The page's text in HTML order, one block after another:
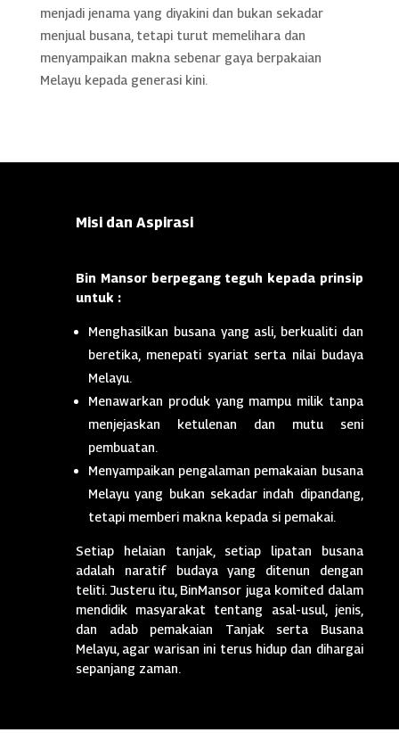
menjadi jenama yang diyakini dan bukan sekadar
menjual busana, tetapi turut memelihara dan
menyampaikan makna sebenar gaya berpakaian
Melayu kepada generasi kini.
Misi dan Aspirasi
Bin Mansor berpegang teguh kepada prinsip
untuk :
Menghasilkan busana yang asli, berkualiti dan
beretika, menepati syariat serta nilai budaya
Melayu.
Menawarkan produk yang mampu milik tanpa
menjejaskan ketulenan dan mutu seni
pembuatan.
Menyampaikan pengalaman pemakaian busana
Melayu yang bukan sekadar indah dipandang,
tetapi memberi makna kepada si pemakai.
Setiap helaian tanjak, setiap lipatan busana
adalah naratif budaya yang ditenun dengan
teliti. Justeru itu, BinMansor juga komited dalam
mendidik masyarakat tentang asal-usul, jenis,
dan adab pemakaian Tanjak serta Busana
Melayu, agar warisan ini terus hidup dan dihargai
sepanjang zaman.